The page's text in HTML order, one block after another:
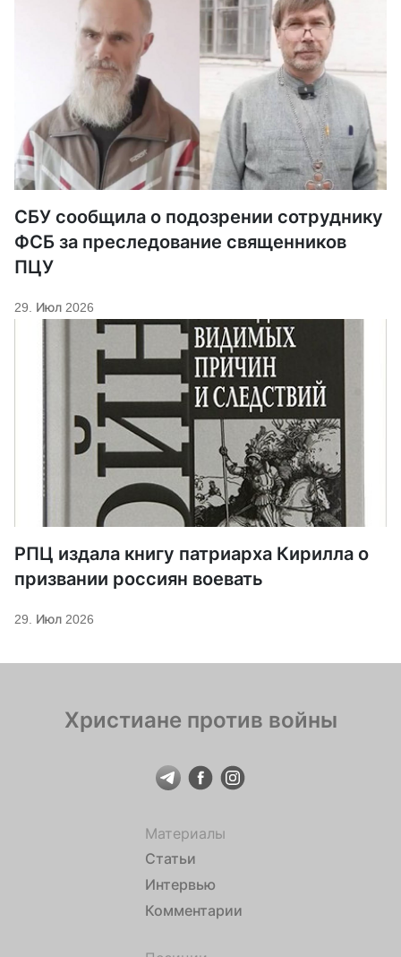
СБУ сообщила о подозрении сотруднику
ФСБ за преследование священников
ПЦУ
29. Июл 2026
РПЦ издала книгу патриарха Кирилла о
призвании россиян воевать
29. Июл 2026
Христиане против войны
Материалы
Статьи
Интервью
Комментарии